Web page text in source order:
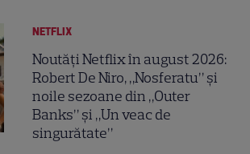
NETFLIX
Noutăți Netflix în august 2026:
Robert De Niro, „Nosferatu” și
noile sezoane din „Outer
Banks” și „Un veac de
singurătate”